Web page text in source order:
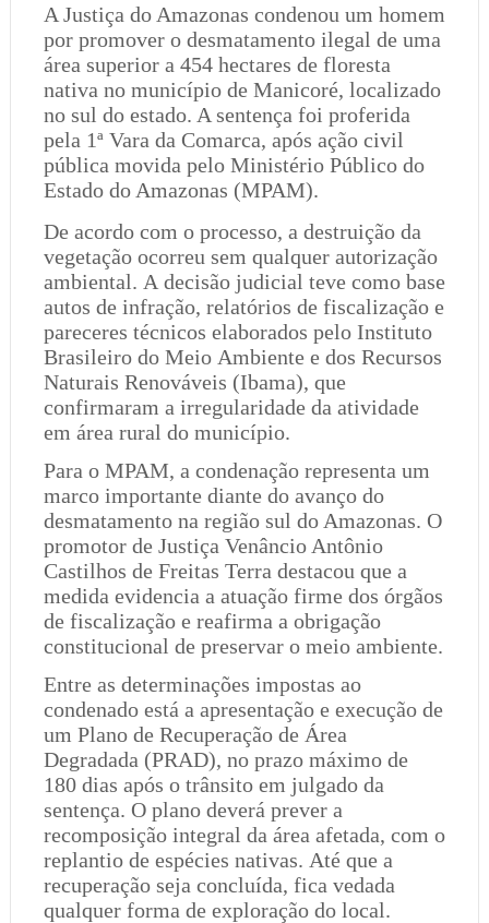
A Justiça do Amazonas condenou um homem
por promover o desmatamento ilegal de uma
área superior a 454 hectares de floresta
nativa no município de Manicoré, localizado
no sul do estado. A sentença foi proferida
pela 1ª Vara da Comarca, após ação civil
pública movida pelo Ministério Público do
Estado do Amazonas (MPAM).
De acordo com o processo, a destruição da
vegetação ocorreu sem qualquer autorização
ambiental. A decisão judicial teve como base
autos de infração, relatórios de fiscalização e
pareceres técnicos elaborados pelo Instituto
Brasileiro do Meio Ambiente e dos Recursos
Naturais Renováveis (Ibama), que
confirmaram a irregularidade da atividade
em área rural do município.
Para o MPAM, a condenação representa um
marco importante diante do avanço do
desmatamento na região sul do Amazonas. O
promotor de Justiça Venâncio Antônio
Castilhos de Freitas Terra destacou que a
medida evidencia a atuação firme dos órgãos
de fiscalização e reafirma a obrigação
constitucional de preservar o meio ambiente.
Entre as determinações impostas ao
condenado está a apresentação e execução de
um Plano de Recuperação de Área
Degradada (PRAD), no prazo máximo de
180 dias após o trânsito em julgado da
sentença. O plano deverá prever a
recomposição integral da área afetada, com o
replantio de espécies nativas. Até que a
recuperação seja concluída, fica vedada
qualquer forma de exploração do local.